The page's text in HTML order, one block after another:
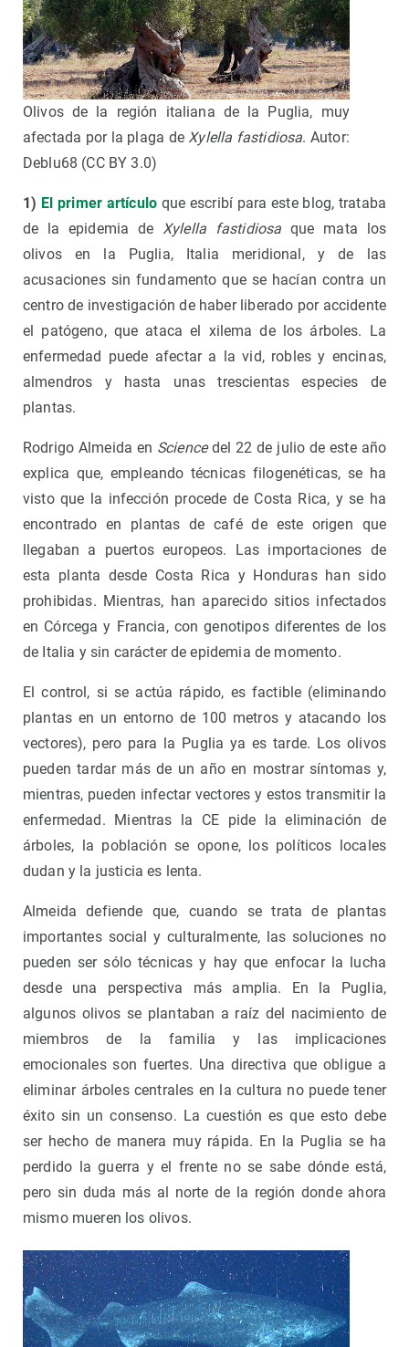
Olivos de la región italiana de la Puglia, muy
afectada por la plaga deXylella fastidiosa. Autor:
Deblu68 (CC BY 3.0)
1) El primer artículo que escribí para este blog, trataba
de la epidemia de Xylella fastidiosa que mata los
olivos en la Puglia, Italia meridional, y de las
acusaciones sin fundamento que se hacían contra un
centro de investigación de haber liberado por accidente
el patógeno, que ataca el xilema de los árboles. La
enfermedad puede afectar a la vid, robles y encinas,
almendros y hasta unas trescientas especies de
plantas.
Rodrigo Almeida en Sciencedel 22 de julio de este año
explica que, empleando técnicas filogenéticas, se ha
visto que la infección procede de Costa Rica, y se ha
encontrado en plantas de café de este origen que
llegaban a puertos europeos. Las importaciones de
esta planta desde Costa Rica y Honduras han sido
prohibidas. Mientras, han aparecido sitios infectados
en Córcega y Francia, con genotipos diferentes de los
de Italia y sin carácter de epidemia de momento.
El control, si se actúa rápido, es factible (eliminando
plantas en un entorno de 100 metros y atacando los
vectores), pero para la Puglia ya es tarde. Los olivos
pueden tardar más de un año en mostrar síntomas y,
mientras, pueden infectar vectores y estos transmitir la
enfermedad. Mientras la CE pide la eliminación de
árboles, la población se opone, los políticos locales
dudan y la justicia es lenta.
Almeida defiende que, cuando se trata de plantas
importantes social y culturalmente, las soluciones no
pueden ser sólo técnicas y hay que enfocar la lucha
desde una perspectiva más amplia. En la Puglia,
algunos olivos se plantaban a raíz del nacimiento de
miembros de la familia y las implicaciones
emocionales son fuertes. Una directiva que obligue a
eliminar árboles centrales en la cultura no puede tener
éxito sin un consenso. La cuestión es que esto debe
ser hecho de manera muy rápida. En la Puglia se ha
perdido la guerra y el frente no se sabe dónde está,
pero sin duda más al norte de la región donde ahora
mismo mueren los olivos.